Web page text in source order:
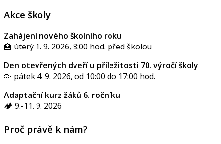
Akce školy
Zahájení nového školního roku
🏫 úterý 1. 9. 2026, 8:00 hod. před školou
Den otevřených dveří u příležitosti 70. výročí školy
🥳 pátek 4. 9. 2026, od 10:00 do 17:00 hod.
Adaptační kurz žáků 6. ročníku
🏕️ 9.-11. 9. 2026
Proč právě k nám?